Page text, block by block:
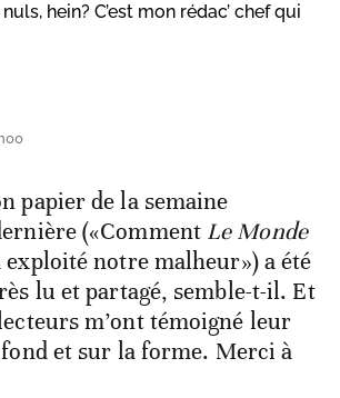
hein? C’est mon rédac’ chef qui
papier de la semaine
(«Comment Le Monde
exploité notre malheur») a été
lu et partagé, semble-t-il. Et
m’ont témoigné leur
et sur la forme. Merci à